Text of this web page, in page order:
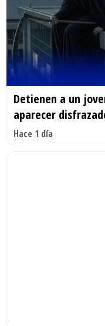
Detienen a un
aparecer
Hace 1 día